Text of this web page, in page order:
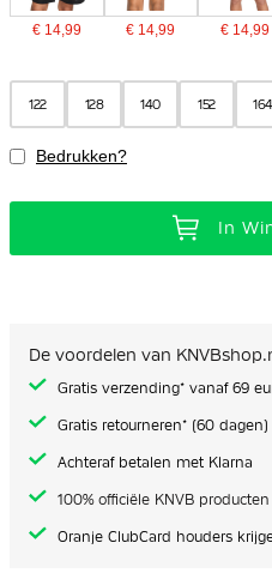
€ 14,99 € 14,99 € 14,99
122 128 140 152 164
Bedrukken?
In
De voordelen van
Gratis verzending* vanaf 69
Gratis retourneren* (60 dagen)
Achteraf betalen met Klarna
100% officiële KNVB producten
Oranje ClubCard houders